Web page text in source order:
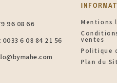
96 08 66
6 08 84 21 56
Mentions
ventes
Politique
Plan du